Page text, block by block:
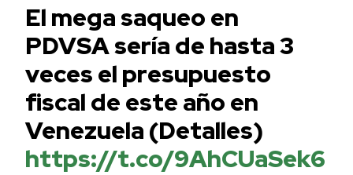
El mega saqueo en
PDVSA sería de hasta 3
veces el presupuesto
fiscal de este año en
Venezuela (Detalles)
https://t.co/9AhCUaSek6